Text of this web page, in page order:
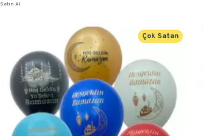
Satın Al
Çok Satan